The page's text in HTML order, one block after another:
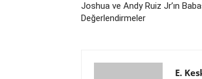
Joshua ve Andy Ruiz Jr’ın
Değerlendirmeler
E.